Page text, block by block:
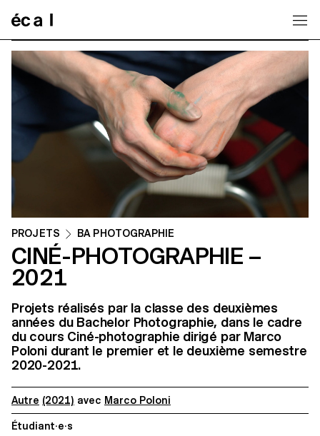
PROJETS BA PHOTOGRAPHIE
CINÉ-PHOTOGRAPHIE –
2021
Projets réalisés par la classe des deuxièmes
années du Bachelor Photographie, dans le cadre
du cours Ciné-photographie dirigé par Marco
Poloni durant le premier et le deuxième semestre
2020-2021.
Autre (2021) avec Marco Poloni
Étudiant·e·s